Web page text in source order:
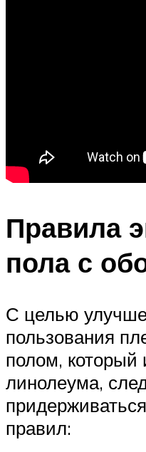
Правила
пола с
С целью
пользования
полом, который
линолеума,
правил: